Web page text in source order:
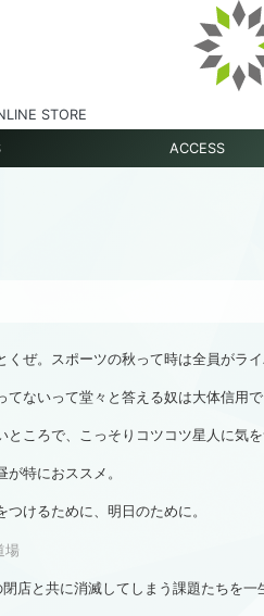
STORE
ACCESS
くぜ。スポーツの秋って時は全員がライ
てないって堂々と答える奴は大体信用で
ところで、こっそりコツコツ星人に気を
が特におススメ。
つけるために、明日のために。
店と共に消滅してしまう課題たちを一